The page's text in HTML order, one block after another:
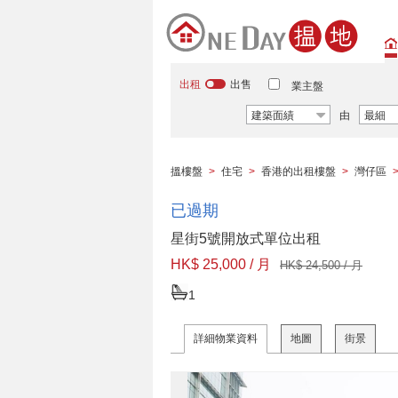
出租 出售 業主盤
建築面績 由 最細
搵樓盤 > 住宅 > 香港的出租樓盤 > 灣仔區 >
已過期
星街5號開放式單位出租
HK$ 25,000 / 月
HK$ 24,500 / 月
1
詳細物業資料 地圖 街景